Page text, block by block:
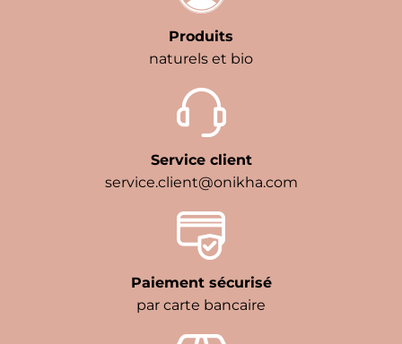
Produits
naturels et bio
Service client
service.client@onikha.com
Paiement sécurisé
par carte bancaire